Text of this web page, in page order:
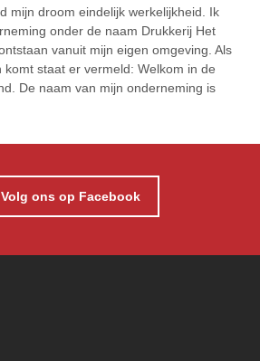
mijn droom eindelijk werkelijkheid. Ik
onder de naam Drukkerij Het
vanuit mijn eigen omgeving. Als
komt staat er vermeld: Welkom in de
De naam van mijn onderneming is
Volg ons op Facebook